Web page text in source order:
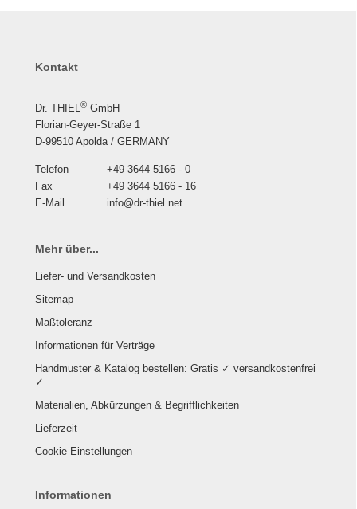
Kontakt
Dr. THIEL® GmbH
Florian-Geyer-Straße 1
D-99510 Apolda / GERMANY
Telefon
+49 3644 5166 - 0
Fax
+49 3644 5166 - 16
E-Mail
info@dr-thiel.net
Mehr über...
Liefer- und Versandkosten
Sitemap
Maßtoleranz
Informationen für Verträge
Handmuster & Katalog bestellen: Gratis ✓ versandkostenfrei
✓
Materialien, Abkürzungen & Begrifflichkeiten
Lieferzeit
Cookie Einstellungen
Informationen